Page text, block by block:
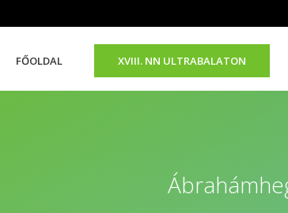
FŐOLDAL XVIII. NN ULTRABALATON